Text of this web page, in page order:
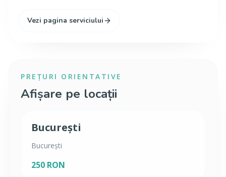
Vezi pagina serviciului
PREȚURI ORIENTATIVE
Afișare pe locații
București
București
250 RON